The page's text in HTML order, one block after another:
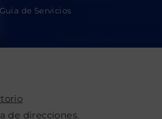
Guía de Servicios
de direcciones.